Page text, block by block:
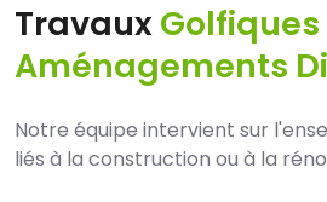
TravauxGolfiques
Aménagements
Notre équipe intervient sur
liés à la construction ou à la